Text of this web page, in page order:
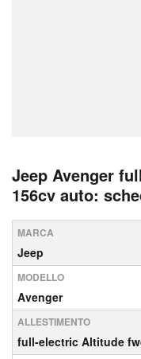
Jeep Avenger
156cv auto:
MARCA
Jeep
MODELLO
Avenger
ALLESTIMENTO
full-electric Altitude